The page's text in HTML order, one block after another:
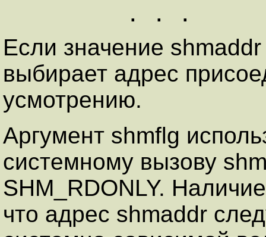
Если значение
выбирает адрес
усмотрению.
Аргумент shmflg
системному вызову
SHM_RDONLY.
что адрес shmaddr